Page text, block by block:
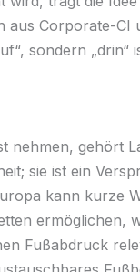
aus Corporate-CI
sondern „drin“
nehmen, gehört
sie ist ein
kann kurze
ermöglichen,
Fußabdruck